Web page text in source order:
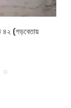
৪২ (গড়বেতায়